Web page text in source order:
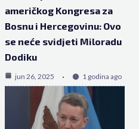
američkog Kongresa za
Bosnu i Hercegovinu: Ovo
se neće svidjeti Miloradu
Dodiku
jun 26, 2025 1 godina ago